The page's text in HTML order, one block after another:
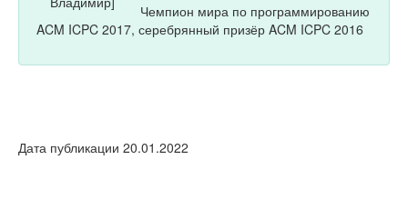
Чемпион мира по программированию
ACM ICPC 2017, серебрянный призёр ACM ICPC 2016
Дата публикации 20.01.2022